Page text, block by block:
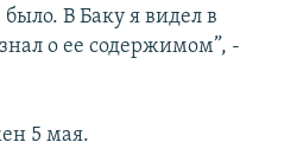
В Баку я видел в
о ее содержимом”, -
5 мая.